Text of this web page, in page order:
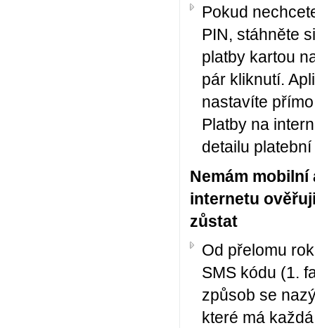
Pokud
PIN, stáhněte
platby kartou
pár kliknutí.
nastavíte
Platby na
detailu platební
Nemám
internetu
zůstat
Od přelomu
SMS kódu (1.
způsob se
které má